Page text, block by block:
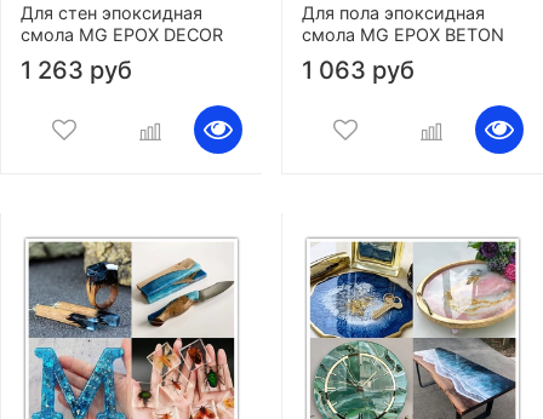
Для стен эпоксидная
смола MG EPOX DECOR
1 263 руб
Для пола эпоксидная
смола MG EPOX BETON
1 063 руб